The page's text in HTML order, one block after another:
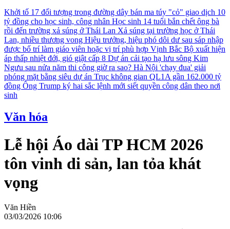
Khởi tố 17 đối tượng trong đường dây bán ma túy "cỏ" giao dịch 10
tỷ đồng cho học sinh, công nhân Học sinh 14 tuổi bắn chết ông bà
rồi đến trường xả súng ở Thái Lan Xả súng tại trường học ở Thái
Lan, nhiều thương vong Hiệu trưởng, hiệu phó dôi dư sau sáp nhập
được bố trí làm giáo viên hoặc vị trí phù hợp Vịnh Bắc Bộ xuất hiện
áp thấp nhiệt đới, gió giật cấp 8 Dự án cải tạo hạ lưu sông Kim
Ngưu sau nửa năm thi công giờ ra sao? Hà Nội 'chạy đua' giải
phóng mặt bằng siêu dự án Trục không gian QL1A gần 162.000 tỷ
đồng Ông Trump ký hai sắc lệnh mới siết quyền công dân theo nơi
sinh
Văn hóa
Lễ hội Áo dài TP HCM 2026
tôn vinh di sản, lan tỏa khát
vọng
Văn Hiền
03/03/2026 10:06